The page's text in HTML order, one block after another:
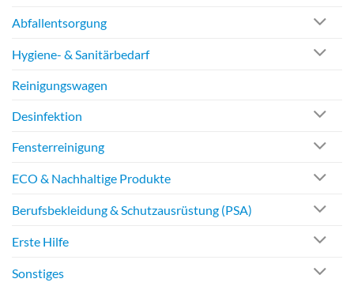
Abfallentsorgung
Hygiene- & Sanitärbedarf
Reinigungswagen
Desinfektion
Fensterreinigung
ECO & Nachhaltige Produkte
Berufsbekleidung & Schutzausrüstung (PSA)
Erste Hilfe
Sonstiges